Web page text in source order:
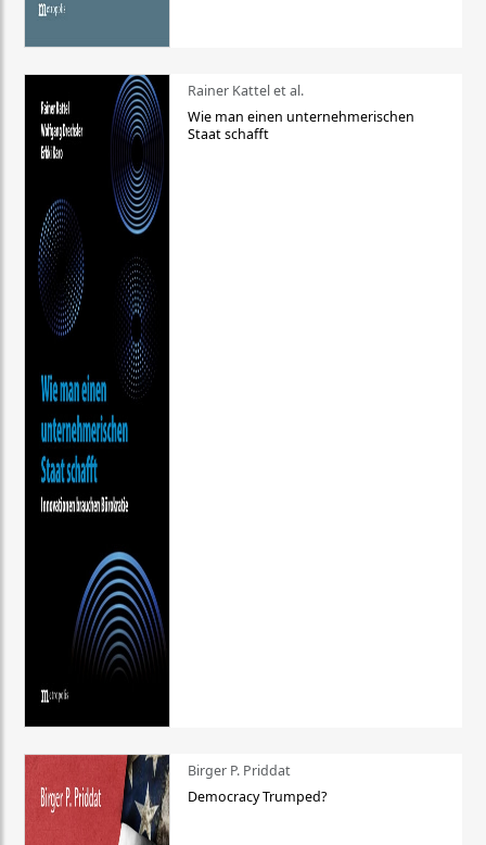
Rainer Kattel et al.
Wie man einen unternehmerischen
Staat schafft
Birger P. Priddat
Democracy Trumped?